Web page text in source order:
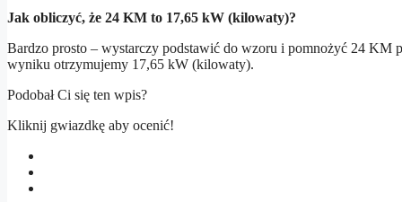
Jak obliczyć, że 24 KM to 17,65 kW (kilowaty)?
Bardzo prosto – wystarczy podstawić do wzoru i pomnożyć 24 KM
wyniku otrzymujemy 17,65 kW (kilowaty).
Podobał Ci się ten wpis?
Kliknij gwiazdkę aby ocenić!